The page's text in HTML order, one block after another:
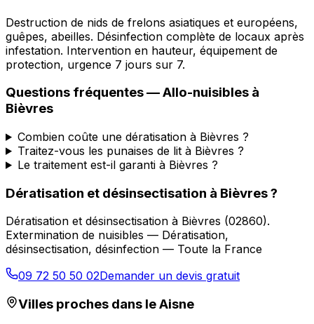
Destruction de nids de frelons asiatiques et européens,
guêpes, abeilles. Désinfection complète de locaux après
infestation. Intervention en hauteur, équipement de
protection, urgence 7 jours sur 7.
Questions fréquentes —Allo-nuisibles à
Bièvres
Combien coûte une dératisation à Bièvres ?
Traitez-vous les punaises de lit à Bièvres ?
Le traitement est-il garanti à Bièvres ?
Dératisation et désinsectisation à Bièvres?
Dératisation et désinsectisation à Bièvres (02860).
Extermination de nuisibles — Dératisation,
désinsectisation, désinfection — Toute la France
09 72 50 50 02Demander un devis gratuit
Villes proches dans leAisne